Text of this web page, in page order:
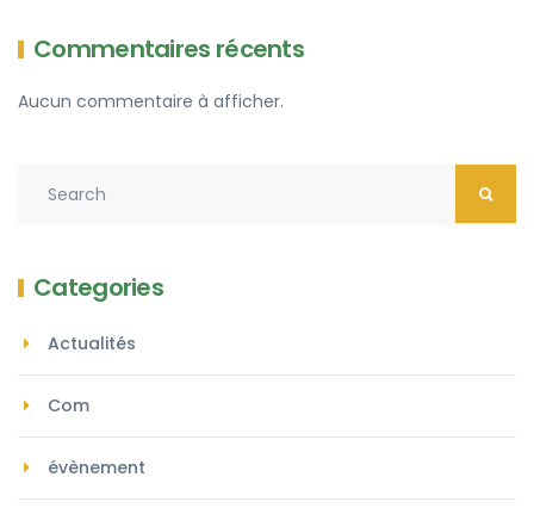
Commentaires récents
Aucun commentaire à afficher.
Categories
Actualités
Com
évènement